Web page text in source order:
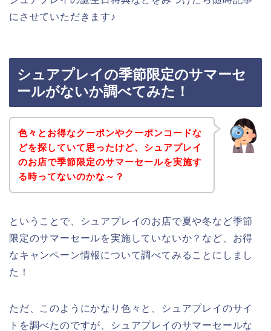
にさせていただきます♪
シュアプレイの季節限定のサマーセ
ールがないか調べてみた！
色々とお得なクーポンやクーポンコードな
どを探していて思ったけど、シュアプレイ
のお店で季節限定のサマーセールを実施す
る時ってないのかな～？
ということで、シュアプレイのお店で夏や冬など季節
限定のサマーセールを実施していないか？など、お得
なキャンペーン情報について調べてみることにしまし
た！
ただ、このようにかなり色々と、シュアプレイのサイ
トを調べたのですが、シュアプレイのサマーセールな